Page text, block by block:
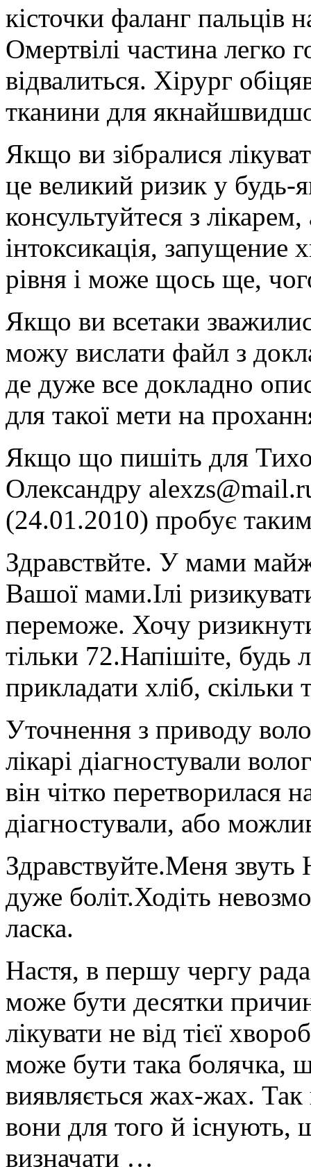
кісточки фаланг пальців
Омертвілі частина легко
відвалиться. Хірург
тканини для
Якщо ви зібралися
це великий ризик у будь-
консультуйтеся з
інтоксикація, запущение
рівня і може щось ще,
Якщо ви всетаки
можу вислати файл з
де дуже все докладно
для такої мети на
Якщо що пишіть для
Олександру
(24.01.2010) пробує
Здравствйте. У мами
Вашої мами.Ілі
переможе. Хочу
тільки 72.Напішіте, будь
прикладати хліб, скільки
Уточнення з приводу
лікарі діагностували
він чітко перетворилася
діагностували, або
Здравствуйте.Меня
дуже боліт.Ходіть
ласка.
Настя, в першу чергу
може бути десятки
лікувати не від тієї
може бути така болячка,
виявляється жах-жах.
вони для того й існують,
визначати …